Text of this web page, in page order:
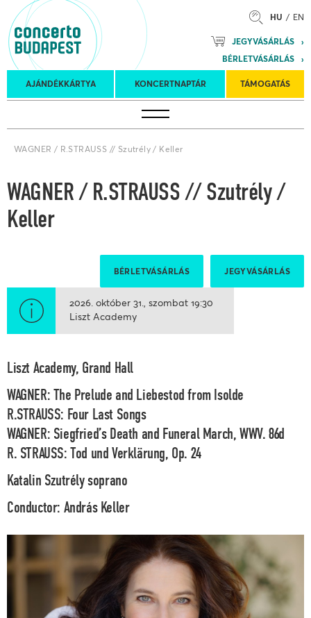
HU EN
JEGYVÁSÁRLÁS
BÉRLETVÁSÁRLÁS
AJÁNDÉKKÁRTYA KONCERTNAPTÁR TÁMOGATÁS
Koncertnaptár
turnék
Kulturális
Program
Felkéréses
koncertek
WAGNER / R.STRAUSS // Szutrély / Keller
WAGNER / R.STRAUSS // Szutrély /
Keller
JEGYVÁSÁRLÁS
BÉRLETVÁSÁRLÁS
2026. október 31. szombat 19:30
Liszt Academy
Liszt Academy, Grand Hall
WAGNER: The Prelude and Liebestod from Isolde
R.STRAUSS: Four Last Songs
WAGNER: Siegfried’s Death and Funeral March, WWV. 86d
R. STRAUSS: Tod und Verklärung, Op. 24
Katalin Szutrélysoprano
Conductor: András Keller